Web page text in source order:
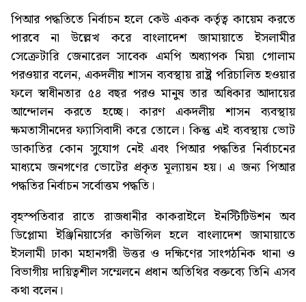
পিআর পদ্ধতিতে নির্বাচন হলে কেউ একক কর্তৃত্ব কায়েম করতে
পারবে না উল্লেখ করে বাংলাদেশ জামায়াতে ইসলামীর
সেক্রেটারি জেনারেল সাবেক এমপি অধ্যাপক মিয়া গোলাম
পরওয়ার বলেন, একদলীয় শাসন ব্যবস্থায় রাষ্ট্র পরিচালিত হওয়ার
ফলে স্বাধীনতার ৫৪ বছর পরও মানুষ তার অধিকার আদায়ের
আন্দোলন করতে হচ্ছে। কারণ একদলীয় শাসন ব্যবস্থায়
ক্ষমতাসীনদের ফ্যাসিবাদী করে তোলে। কিন্তু এই ব্যবস্থায় ভোট
ডাকাতির কোন সুযোগ নেই এবং পিআর পদ্ধতির নির্বাচনের
মাধ্যমে জনগণের ভোটের প্রকৃত মূল্যায়ন হয়। এ জন্য পিআর
পদ্ধতির নির্বাচন সর্বোত্তম পদ্ধতি।
বৃহস্পতিবার রাতে রাজধানীর কাকরাইলে ইনস্টিটিউশন অব
ডিপ্লোমা ইঞ্জিনিয়ার্সের কাউন্সিল হলে বাংলাদেশ জামায়াতে
ইসলামী ঢাকা মহানগরী উত্তর ও দক্ষিণের সাংগঠনিক থানা ও
বিভাগীয় দায়িত্বশীল সম্মেলনে প্রধান অতিথির বক্তব্যে তিনি এসব
কথা বলেন।